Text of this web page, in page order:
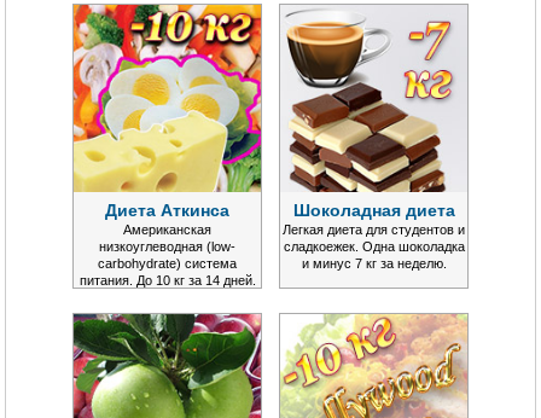
Диета Аткинса
Американская
низкоуглеводная (low-
carbohydrate) система
питания. До 10 кг за 14 дней.
Шоколадная диета
Легкая диета для студентов и
сладкоежек. Одна шоколадка
и минус 7 кг за неделю.